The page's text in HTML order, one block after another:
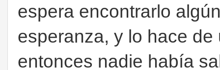
espera encontrarlo
esperanza, y lo hace
entonces nadie había